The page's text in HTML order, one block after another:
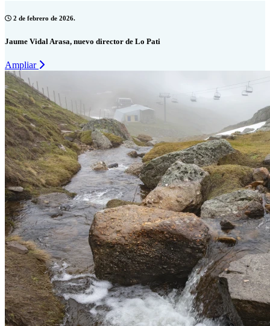
2 de febrero de 2026.
Jaume Vidal Arasa, nuevo director de Lo Pati
Ampliar